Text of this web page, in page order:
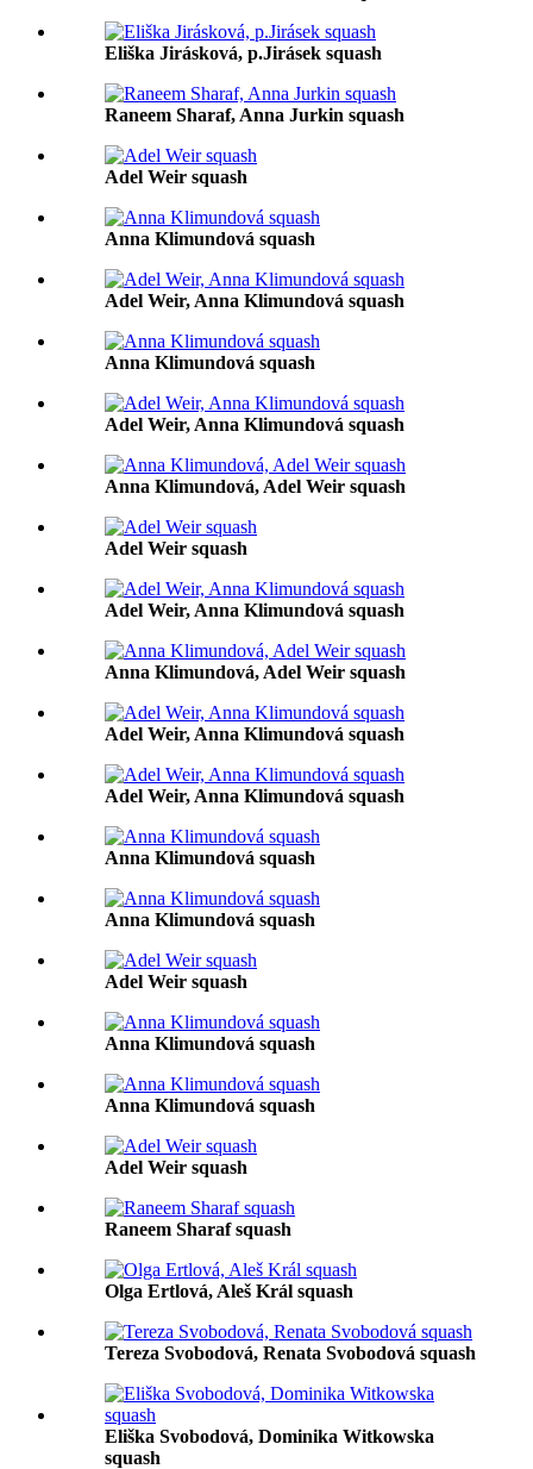
Eliška Jirásková, p.Jirásek squash
Raneem Sharaf, Anna Jurkin squash
Adel Weir squash
Anna Klimundová squash
Adel Weir, Anna Klimundová squash
Anna Klimundová squash
Adel Weir, Anna Klimundová squash
Anna Klimundová, Adel Weir squash
Adel Weir squash
Adel Weir, Anna Klimundová squash
Anna Klimundová, Adel Weir squash
Adel Weir, Anna Klimundová squash
Adel Weir, Anna Klimundová squash
Anna Klimundová squash
Anna Klimundová squash
Adel Weir squash
Anna Klimundová squash
Anna Klimundová squash
Adel Weir squash
Raneem Sharaf squash
Olga Ertlová, Aleš Král squash
Tereza Svobodová, Renata Svobodová squash
Eliška Svobodová, Dominika Witkowska
squash